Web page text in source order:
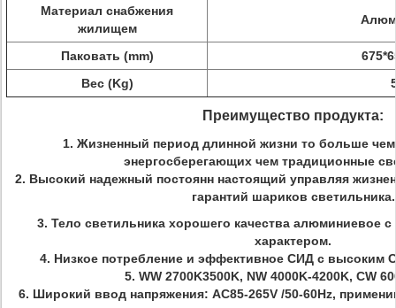
Материал снабжения
жилищем
Паковать (mm)
Вес (Kg)
Преимущество продукта:
1. Жизненный период длинной жизни то больше чем
энергосберегающих чем традиционные
2. Высокий надежный постоянн настоящий управляя
гарантий шариков светильника.
3. Тело светильника хорошего качества алюминиевое
характером.
4. Низкое потребление и эффективное СИД с высоким
5. WW 2700K3500K, NW 4000K-4200K, CW
6. Широкий ввод напряжения: AC85-265V /50-60Hz,